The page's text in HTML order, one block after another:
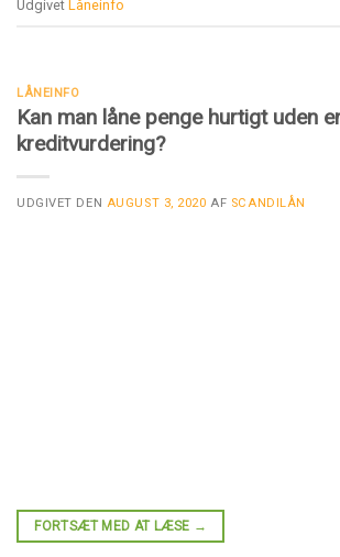
Udgivet Låneinfo
LÅNEINFO
Kan man låne penge hurtigt uden
kreditvurdering?
UDGIVET DEN AUGUST 3, 2020 AF SCANDILÅN
FORTSÆT MED AT LÆSE →